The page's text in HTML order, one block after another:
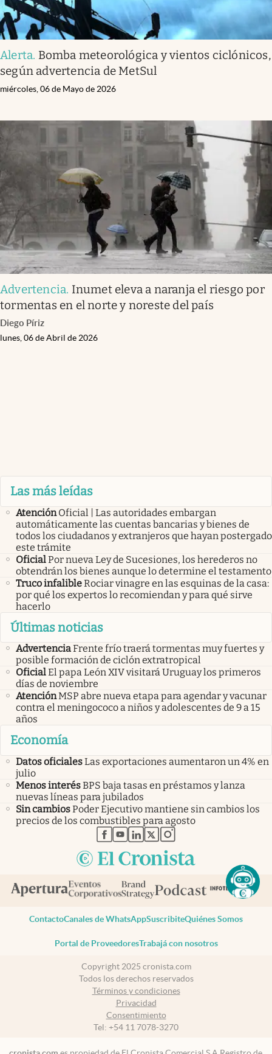
Alerta. Bomba meteorológica y vientos ciclónicos,
según advertencia de MetSul
miércoles, 06 de Mayo de 2026
Advertencia. Inumet eleva a naranja el riesgo por
tormentas en el norte y noreste del país
Diego Píriz
lunes, 06 de Abril de 2026
Las más leídas
Atención Oficial | Las autoridades embargan
automáticamente las cuentas bancarias y bienes de
todos los ciudadanos y extranjeros que hayan postergado
este trámite
OficialPor nueva Ley de Sucesiones, los herederos no
obtendrán los bienes aunque lo determine el testamento
Truco infalibleRociar vinagre en las esquinas de la casa:
por qué los expertos lo recomiendan y para qué sirve
hacerlo
Últimas noticias
AdvertenciaFrente frío traerá tormentas muy fuertes y
posible formación de ciclón extratropical
OficialEl papa León XIV visitará Uruguay los primeros
días de noviembre
AtenciónMSP abre nueva etapa para agendar y vacunar
contra el meningococo a niños y adolescentes de 9 a 15
años
Economía
Datos oficialesLas exportaciones aumentaron un 4% en
julio
Menos interésBPS baja tasas en préstamos y lanza
nuevas líneas para jubilados
Sin cambiosPoder Ejecutivo mantiene sin cambios los
precios de los combustibles para agosto
abre en nueva pestaña
abre en nueva pestaña
abre en nueva pestaña
abre en nueva pestaña
abre en nueva pestaña
ContactoCanales de WhatsAppSuscribiteQuiénes Somos
Portal de ProveedoresTrabajá con nosotros
Copyright 2025 cronista.com
Todos los derechos reservados
Términos y condiciones
Privacidad
Consentimiento
Tel: +54 11 7078-3270